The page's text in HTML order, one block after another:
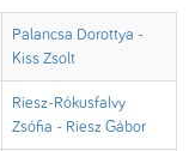
Palancsa Dorottya -
Kiss Zsolt
Riesz-Rókusfalvy
Zsófia - Riesz Gábor